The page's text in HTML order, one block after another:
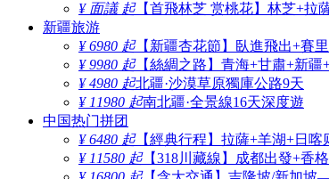
¥ 面議 起【首飛林芝 赏桃花】林芝+拉
新疆旅游
¥ 6980 起【新疆杏花節】臥進飛出+賽
¥ 9980 起【絲綢之路】青海+甘肅+新疆
¥ 4980 起北疆·沙漠草原獨庫公路9天
¥ 11980 起南北疆·全景線16天深度遊
中国热门拼团
¥ 6480 起【經典行程】拉薩+羊湖+日喀
¥ 11580 起【318川藏線】成都出發+香